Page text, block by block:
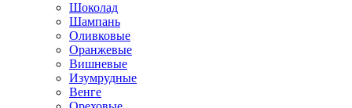
Шоколад
Шампань
Оливковые
Оранжевые
Вишневые
Изумрудные
Венге